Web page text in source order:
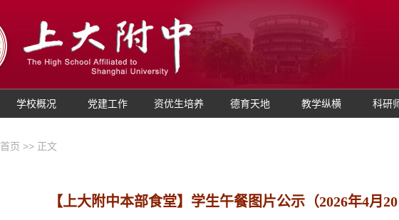
学校概况 党建工作 资优生培养 德育天地 教学纵横 科研
首页 >> 正文
【上大附中本部食堂】学生午餐图片公示（2026年4月20